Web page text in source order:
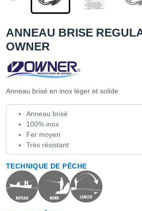
ANNEAU BRISE
OWNER
Anneau brisé en inox léger et solide
Anneau brisé
100% inox
Fer moyen
Très résistant
TECHNIQUE DE PÊCHE